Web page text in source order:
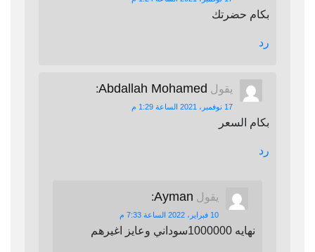
بكام حضرتك
رد
يقول Abdallah Mohamed
:
17 نوفمبر، 2021 الساعة 1:29 م
بكام السعر
رد
يقول Ayman
:
10 فبراير، 2022 الساعة 7:33 م
نهايه 1000000سوداني وعايز اغيرهم